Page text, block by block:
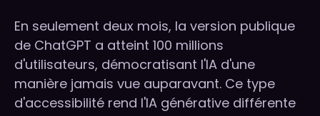
En seulement deux mois, la version publique
de ChatGPT a atteint 100 millions
d'utilisateurs, démocratisant l'IA d'une
manière jamais vue auparavant. Ce type
d'accessibilité rend l'IA générative différente